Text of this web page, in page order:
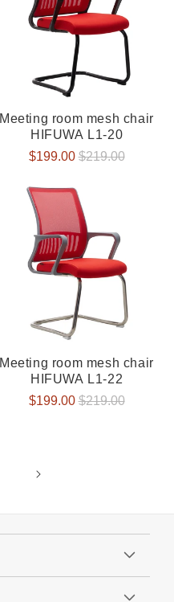
Meeting room mesh chair
HIFUWA L1-20
Verkaufspreis
$199.00 Normaler
$219.00
Meeting room mesh chair
HIFUWA L1-22
Verkaufspreis
$199.00 Normaler
$219.00